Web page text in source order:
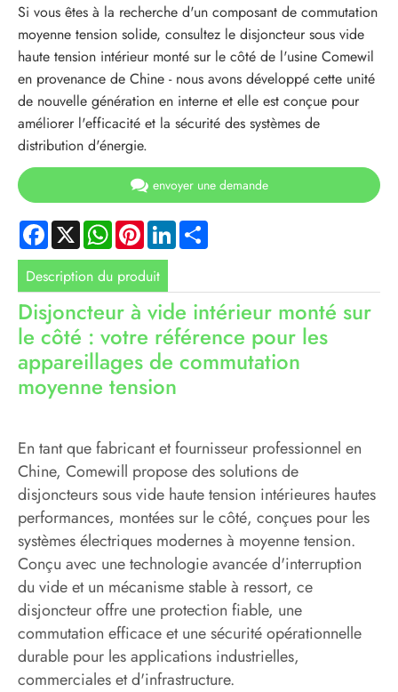
Si vous êtes à la recherche d'un composant de commutation
moyenne tension solide, consultez le disjoncteur sous vide
haute tension intérieur monté sur le côté de l'usine Comewil
en provenance de Chine - nous avons développé cette unité
de nouvelle génération en interne et elle est conçue pour
améliorer l'efficacité et la sécurité des systèmes de
distribution d'énergie.
envoyer une demande
Facebook
X WhatsApp
PinterestLinkedIn
Description du produit
Disjoncteur à vide intérieur monté sur
le côté : votre référence pour les
appareillages de commutation
moyenne tension
En tant que fabricant et fournisseur professionnel en
Chine, Comewill propose des solutions de
disjoncteurs sous vide haute tension intérieures hautes
performances, montées sur le côté, conçues pour les
systèmes électriques modernes à moyenne tension.
Conçu avec une technologie avancée d'interruption
du vide et un mécanisme stable à ressort, ce
disjoncteur offre une protection fiable, une
commutation efficace et une sécurité opérationnelle
durable pour les applications industrielles,
commerciales et d'infrastructure.